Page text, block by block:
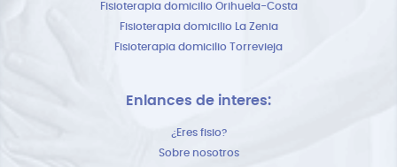
Fisioterapia domicilio Orihuela-Costa
Fisioterapia domicilio La Zenia
Fisioterapia domicilio Torrevieja
Enlances de interes:
¿Eres fisio?
Sobre nosotros